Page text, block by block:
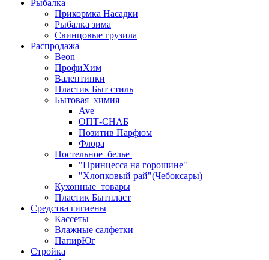
Рыбалка
Прикормка Насадки
Рыбалка зима
Свинцовые грузила
Распродажа
Beon
ПрофиХим
Валентинки
Пластик Быт стиль
Бытовая_химия
Ave
ОПТ-СНАБ
Позитив Парфюм
Флора
Постельное_белье
"Принцесса на горошине"
"Хлопковый рай"(Чебоксары)
Кухонные_товары
Пластик Бытпласт
Средства гигиены
Кассеты
Влажные салфетки
ПапирЮг
Стройка